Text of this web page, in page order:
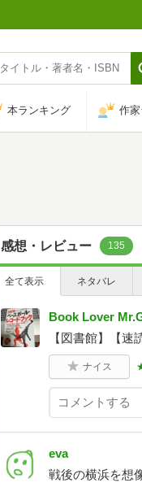
本ランキング 作
感想・レビュー 135
全て表示 ネタバレ
Book Lover
【図書館】【速
ナイス
eva
戦後の横浜を想